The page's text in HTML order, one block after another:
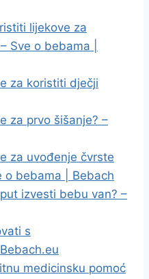
lijekove za
Sve o bebama |
za koristiti dječji
za prvo šišanje? –
za uvođenje čvrste
o bebama | Bebach
izvesti bebu van? –
s
medicinsku pomoć